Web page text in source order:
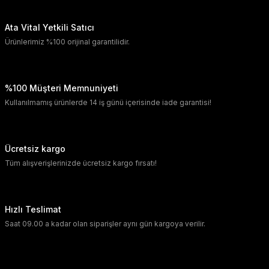
Ata Vital Yetkili Satıcı
Ürünlerimiz %100 orijinal garantilidir.
%100 Müşteri Memnuniyeti
Kullanılmamış ürünlerde 14 iş günü içerisinde iade garantisi!
Ücretsiz kargo
Tüm alışverişlerinizde ücretsiz kargo fırsatı!
Hızlı Teslimat
Saat 09.00 a kadar olan siparişler aynı gün kargoya verilir.